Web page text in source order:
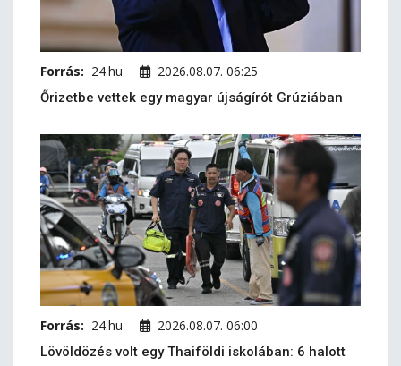
Forrás: 24.hu 2026.08.07. 06:25
Őrizetbe vettek egy magyar újságírót Grúziában
Forrás: 24.hu 2026.08.07. 06:00
Lövöldözés volt egy Thaiföldi iskolában: 6 halott